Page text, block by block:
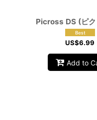
Picross DS (ピ
US$6.99
Add to